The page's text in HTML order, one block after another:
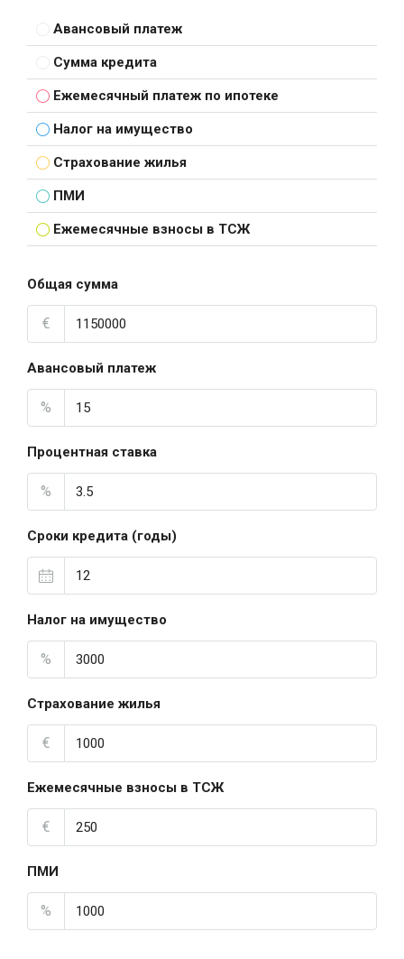
Авансовый платеж
Сумма кредита
Ежемесячный платеж по ипотеке
Налог на имущество
Страхование жилья
ПМИ
Ежемесячные взносы в ТСЖ
Общая сумма
€
Авансовый платеж
%
Процентная ставка
%
Сроки кредита (годы)
Налог на имущество
%
Страхование жилья
€
Ежемесячные взносы в ТСЖ
€
ПМИ
%